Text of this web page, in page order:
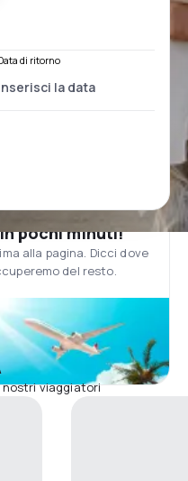
di ritorno
pochi minuti!
alla pagina. Dicci dove
del resto.
nostri viaggiatori